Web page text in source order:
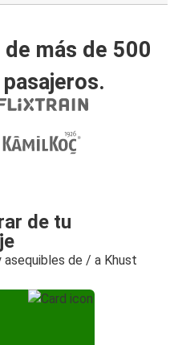
más de 500
de tu
de / a Khust